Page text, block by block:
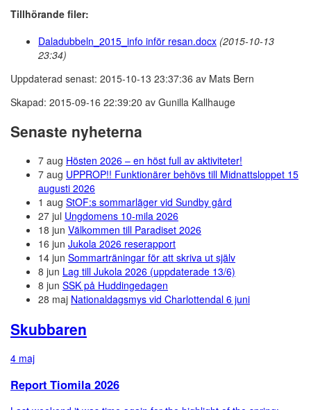
Tillhörande filer:
Daladubbeln_2015_info inför resan.docx (2015-10-13
23:34)
Uppdaterad senast: 2015-10-13 23:37:36 av Mats Bern
Skapad: 2015-09-16 22:39:20 av Gunilla Kallhauge
Senaste nyheterna
7 aug Hösten 2026 – en höst full av aktiviteter!
7 aug UPPROP!! Funktionärer behövs till Midnattsloppet 15
augusti 2026
1 aug StOF:s sommarläger vid Sundby gård
27 jul Ungdomens 10-mila 2026
18 jun Välkommen till Paradiset 2026
16 jun Jukola 2026 reserapport
14 jun Sommarträningar för att skriva ut själv
8 jun Lag till Jukola 2026 (uppdaterade 13/6)
8 jun SSK på Huddingedagen
28 maj Nationaldagsmys vid Charlottendal 6 juni
Skubbaren
4 maj
Report Tiomila 2026